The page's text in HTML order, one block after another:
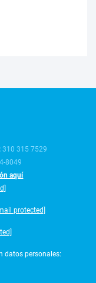
310 315 7529
8049
aquí
protected]
datos personales: